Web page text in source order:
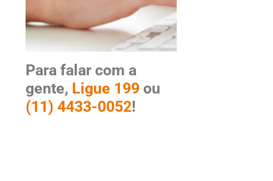
Para falar com a
gente, Ligue 199 ou
(11) 4433-0052!